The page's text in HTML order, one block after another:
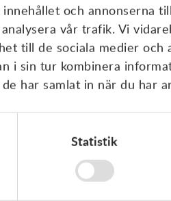
och annonserna
vår trafik. Vi
till de sociala medier och
i sin tur kombinera
har samlat in när du har
Statistik
Vi reserverar
FLER